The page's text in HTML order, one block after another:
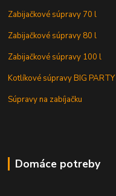
Zabijačkové súpravy 70 l
Zabijačkové súpravy 80 l
Zabijačkové súpravy 100 l
Kotlíkové súpravy BIG PARTY
Súpravy na zabíjačku
Domáce potreby